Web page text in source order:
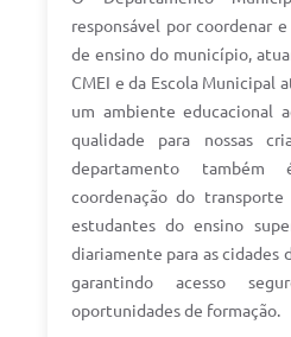
responsável por coordenar
de ensino do município,
CMEI e da Escola Municipal
um ambiente educacional
qualidade para nossas
departamento também
coordenação do
estudantes do ensino
diariamente para as cidades
garantindo acesso
oportunidades de formação.